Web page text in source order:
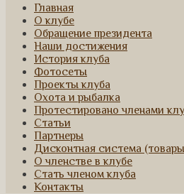
Главная
О клубе
Обращение президента
Наши достижения
История клуба
Фотосеты
Проекты клуба
Охота и рыбалка
Протестировано членами
Статьи
Партнеры
Дисконтная система
О членстве в клубе
Стать членом клуба
Контакты